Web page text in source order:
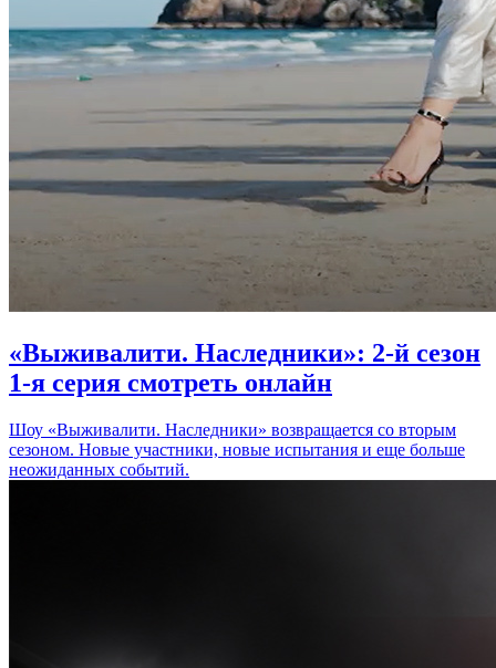
«Выживалити. Наследники»: 2-й сезон
1-я серия смотреть онлайн
Шоу «Выживалити. Наследники» возвращается со вторым
сезоном. Новые участники, новые испытания и еще больше
неожиданных событий.